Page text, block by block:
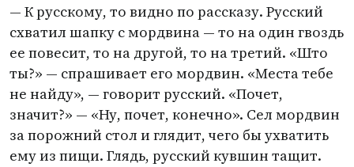
— К русскому, то видно по рассказу. Русский
схватил шапку с мордвина — то на один гвоздь
ее повесит, то на другой, то на третий. «Што
ты?» — спрашивает его мордвин. «Места тебе
не найду», — говорит русский. «Почет,
значит?» — «Ну, почет, конечно». Сел мордвин
за порожний стол и глядит, чего бы ухватить
ему из пищи. Глядь, русский кувшин тащит.